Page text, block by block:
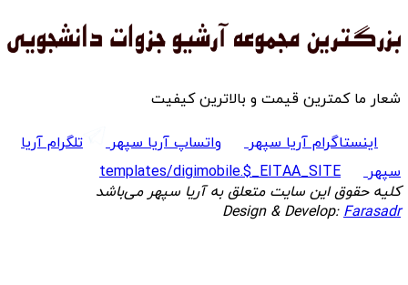
شعار ما کمترین قیمت و بالاترین کیفیت
اینستاگرام آریا سپهر واتساپ آریا سپهر
تلگرام آریا
سپهر
templates/digimobile.$_EITAA_SITE
کلیه حقوق این سایت متعلق به آریا سپهر می‌باشد
Design & Develop:Farasadr